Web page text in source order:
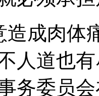
造成肉体
人道也
务委员